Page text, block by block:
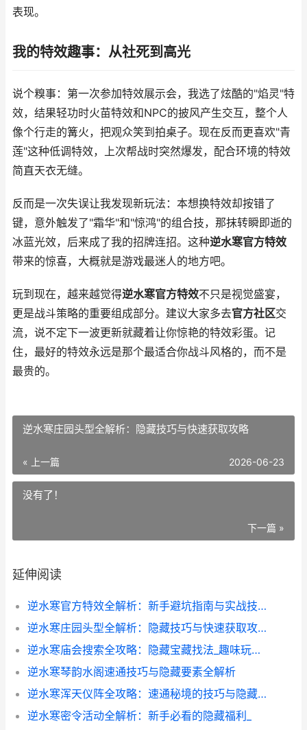
表现。
我的特效趣事：从社死到高光
说个糗事：第一次参加特效展示会，我选了炫酷的"焰灵"特
效，结果轻功时火苗特效和NPC的披风产生交互，整个人
像个行走的篝火，把观众笑到拍桌子。现在反而更喜欢"青
莲"这种低调特效，上次帮战时突然爆发，配合环境的特效
简直天衣无缝。
反而是一次失误让我发现新玩法：本想换特效却按错了
键，意外触发了"霜华"和"惊鸿"的组合技，那抹转瞬即逝的
冰蓝光效，后来成了我的招牌连招。这种逆水寒官方特效
带来的惊喜，大概就是游戏最迷人的地方吧。
玩到现在，越来越觉得逆水寒官方特效不只是视觉盛宴，
更是战斗策略的重要组成部分。建议大家多去官方社区交
流，说不定下一波更新就藏着让你惊艳的特效彩蛋。记
住，最好的特效永远是那个最适合你战斗风格的，而不是
最贵的。
逆水寒庄园头型全解析：隐藏技巧与快速获取攻略
« 上一篇 2026-06-23
没有了！
下一篇 »
延伸阅读
逆水寒官方特效全解析：新手避坑指南与实战技巧
逆水寒庄园头型全解析：隐藏技巧与快速获取攻略
逆水寒庙会搜索全攻略：隐藏宝藏找法_趣味玩法大揭秘
逆水寒琴韵水阁速通技巧与隐藏要素全解析
逆水寒浑天仪阵全攻略：速通秘境的技巧与隐藏宝物
逆水寒密令活动全解析：新手必看的隐藏福利_